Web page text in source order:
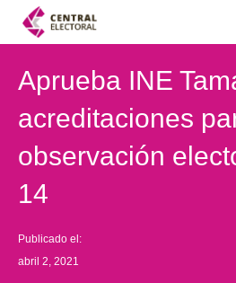
Aprueba INE
acreditaciones
observación
14
Publicado el:
abril 2, 2021